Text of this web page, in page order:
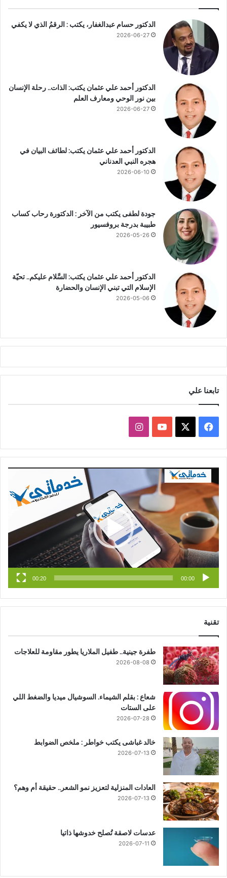
ل
ل
ي
ة
ي
ن
ا
ء
الدكتور حسام عبدالغفار، يكتب : الرقمُ الذي لا يكفي
2026-06-27
الدكتور أحمد علي عثمان يكتب: الذات.. رحلة الإنسان
بين نور الوحي ومعارف العلم
2026-06-27
الدكتور أحمد علي عثمان يكتب: لطائف البيان في
هجره النبي العدناني
2026-06-10
جودة لطفى يكتب من الآخر : الدكتورة رحاب كساب
طبيبة بدرجة بروفسيور
2026-05-26
الدكتور أحمد علي عثمان يكتب: السَّلام عليكم.. تحيّة
الإسلام التي تبني الإنسان والحضارة
2026-05-06
تابعنا علي
ي
س
ب
و
ك
X
Y
o
u
T
u
b
e
ن
س
ت
ق
ر
ا
م
مشغل
الفيديو
00:00
00:20
تقنية
طفرة جينية.. طفيل الملاريا يطور مقاومة للعلاجات
2026-08-08
شعاع : بقلم الشيماء. السوشيال ميديا والضغط اللي
على الستات
2026-07-28
خالد غباشى يكتب خواطر : ملخص الضوابط
2026-07-13
العادات المنزلية لتعزيز نمو الشعر.. حقيقة أم وهم؟
2026-07-13
عدسات لاصقة تُصلح خدوشها ذاتيا
2026-07-11